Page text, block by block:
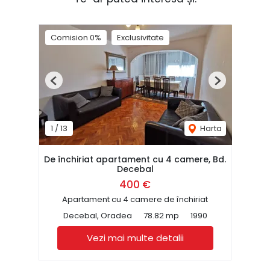
Comision 0% Exclusivitate
1 / 13 Harta
Previous Next
De închiriat apartament cu 4 camere, Bd.
Decebal
400 €
Apartament cu 4 camere de închiriat
Decebal, Oradea
78.82 mp 1990
Vezi mai multe detalii